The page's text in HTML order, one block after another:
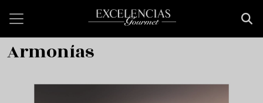
Armonías